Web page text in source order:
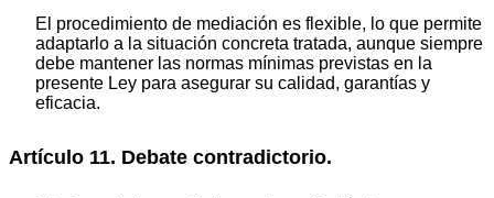
El procedimiento de mediación es flexible, lo que permite
adaptarlo a la situación concreta tratada, aunque siempre
debe mantener las normas mínimas previstas en la
presente Ley para asegurar su calidad, garantías y
eficacia.
Artículo 11. Debate contradictorio.